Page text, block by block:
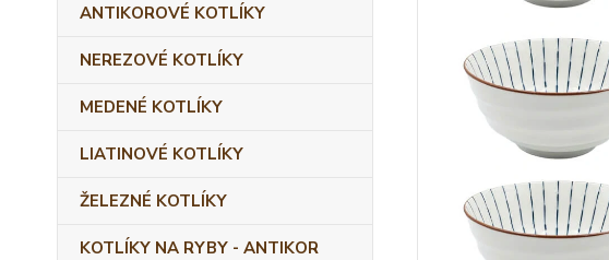
ANTIKOROVÉ KOTLÍKY
NEREZOVÉ KOTLÍKY
MEDENÉ KOTLÍKY
LIATINOVÉ KOTLÍKY
ŽELEZNÉ KOTLÍKY
KOTLÍKY NA RYBY - ANTIKOR